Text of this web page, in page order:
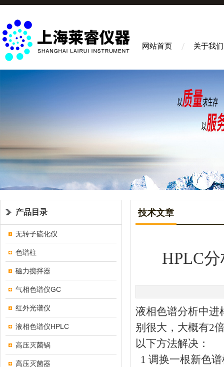
网站首页 关于我们
产品目录
无转子硫化仪
色谱柱
磁力搅拌器
气相色谱仪GC
红外光谱仪
液相色谱仪HPLC
高压灭菌锅
高压灭菌器
技术文章
HPLC
液相色谱分析中进
别很大，大概有2
以下方法解决：
1 调换一根新色